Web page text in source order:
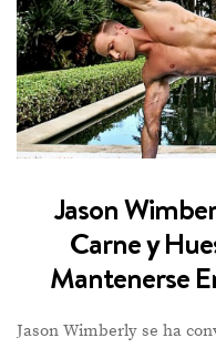
Jason
Carne y
Mantenerse
Jason Wimberly se ha